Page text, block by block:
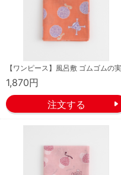
【ワンピース】風呂敷 ゴムゴムの実
1,870円